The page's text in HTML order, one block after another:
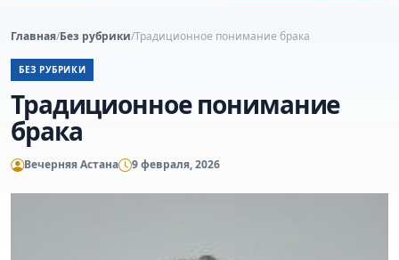
Главная/Без рубрики/Традиционное понимание брака
БЕЗ РУБРИКИ
Традиционное понимание
брака
Вечерняя Астана 9 февраля, 2026